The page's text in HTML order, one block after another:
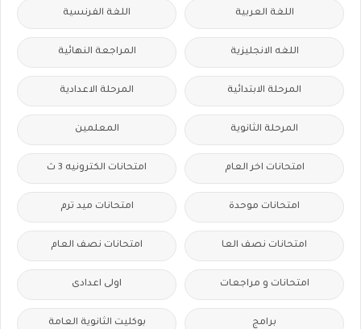
اللغة العربية اللغة الفرنسية
اللغه الانجليزية المراجعة النهائية
المرحلة الابتدائية المرحلة الاعدادية
المرحلة الثانوية المعلمين
امتحانات اخر العام امتحانات الكترونيه 3 ث
امتحانات موحدة امتحانات ميد ترم
امتحانات نصف العا امتحانات نصف العام
امتحانات و مراجعات اولى اعدادى
برامج بوكليت الثانوية العامة